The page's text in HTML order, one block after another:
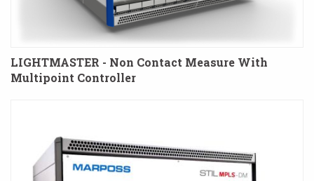
LIGHTMASTER - Non Contact Measure With
Multipoint Controller